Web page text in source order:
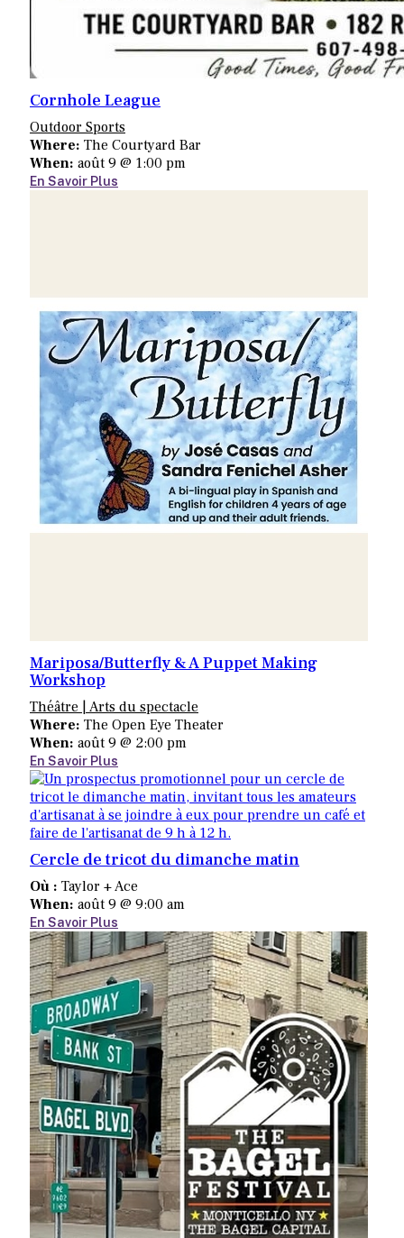
Cornhole League
Outdoor Sports
Where: The Courtyard Bar
When: août 9 @ 1:00 pm
En Savoir Plus
Mariposa/Butterfly & A Puppet Making
Workshop
Théâtre | Arts du spectacle
Where: The Open Eye Theater
When: août 9 @ 2:00 pm
En Savoir Plus
Cercle de tricot du dimanche matin
Où : Taylor + Ace
When: août 9 @ 9:00 am
En Savoir Plus